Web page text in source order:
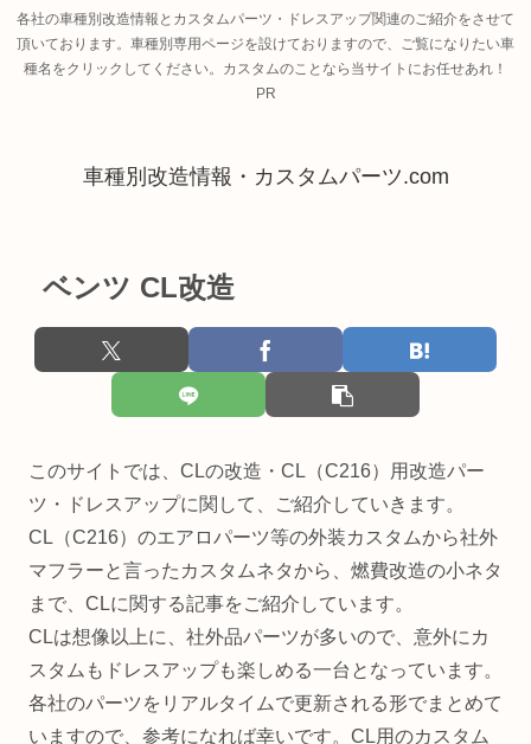
各社の車種別改造情報とカスタムパーツ・ドレスアップ関連のご紹介をさせて
頂いております。車種別専用ページを設けておりますので、ご覧になりたい車
種名をクリックしてください。カスタムのことなら当サイトにお任せあれ！
PR
車種別改造情報・カスタムパーツ.com
ベンツ CL改造
このサイトでは、CLの改造・CL（C216）用改造パー
ツ・ドレスアップに関して、ご紹介していきます。
CL（C216）のエアロパーツ等の外装カスタムから社外
マフラーと言ったカスタムネタから、燃費改造の小ネタ
まで、CLに関する記事をご紹介しています。
CLは想像以上に、社外品パーツが多いので、意外にカ
スタムもドレスアップも楽しめる一台となっています。
各社のパーツをリアルタイムで更新される形でまとめて
いますので、参考になれば幸いです。CL用のカスタム